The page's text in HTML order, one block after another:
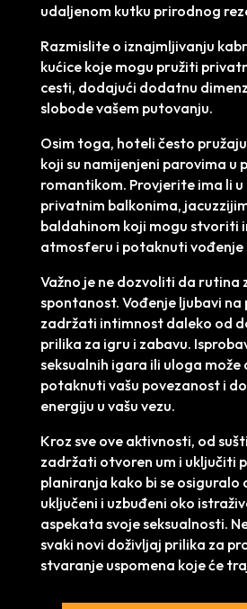
udaljenom kutku prirodnog
Razmislite o iznajmljivanju
kućice koje mogu pružiti
cesti, dodajući dodatnu
slobode vašem putovanju.
Osim toga, hoteli često
koji su namijenjeni parovima u
romantikom. Provjerite ima li u
privatnim balkonima,
baldahinom koji mogu stvoriti
atmosferu i potaknuti vođenje
Važno je ne dozvoliti da rutina
spontanost. Vođenje ljubavi na
zadržati intimnost daleko od
prilika za igru i zabavu.
seksualnih igara ili uloga
potaknuti vašu povezanost i
energiju u vašu vezu.
Kroz sve ove aktivnosti, od
zadržati otvoren um i uključiti
planiranja kako bi se osiguralo
uključeni i uzbuđeni oko
aspekata svoje seksualnosti.
svaki novi doživljaj prilika za
stvaranje uspomena koje će